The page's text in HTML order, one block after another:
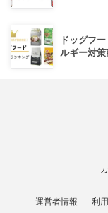
ドッグフ
ルギー対
運営者情報 利